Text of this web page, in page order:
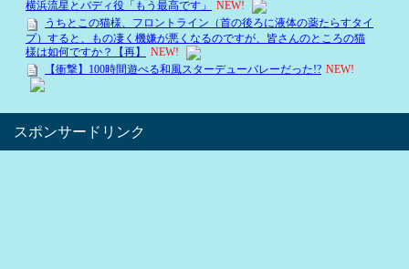
スポンサードリンク